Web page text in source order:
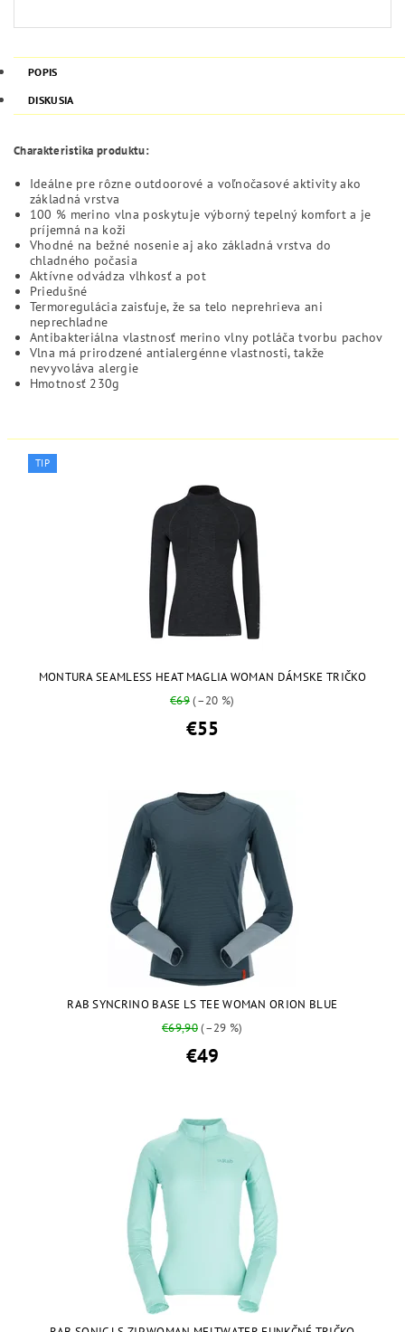
POPIS
DISKUSIA
Charakteristika produktu:
Ideálne pre rôzne outdoorové a voľnočasové aktivity ako
základná vrstva
100 % merino vlna poskytuje výborný tepelný komfort a je
príjemná na koži
Vhodné na bežné nosenie aj ako základná vrstva do
chladného počasia
Aktívne odvádza vlhkosť a pot
Priedušné
Termoregulácia zaisťuje, že sa telo neprehrieva ani
neprechladne
Antibakteriálna vlastnosť merino vlny potláča tvorbu pachov
Vlna má prirodzené antialergénne vlastnosti, takže
nevyvoláva alergie
Hmotnosť 230g
TIP
MONTURA SEAMLESS HEAT MAGLIA WOMAN DÁMSKE TRIČKO
€69(–20 %)
€55
RAB SYNCRINO BASE LS TEE WOMAN ORION BLUE
€69,90(–29 %)
€49